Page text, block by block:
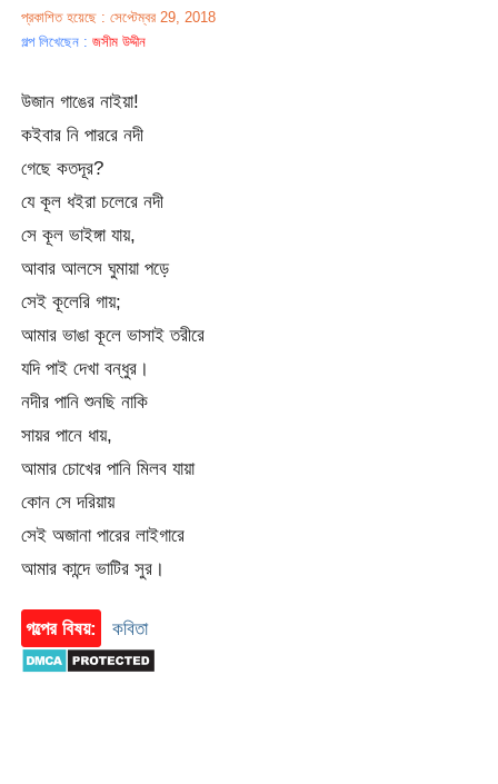
প্রকাশিত হয়েছে : সেপ্টেম্বর 29, 2018
গল্প লিখেছেন :জসীম উদ্দীন
উজান গাঙের নাইয়া!
কইবার নি পাররে নদী
গেছে কতদূর?
যে কূল ধইরা চলেরে নদী
সে কূল ভাইঙ্গা যায়,
আবার আলসে ঘুমায়া পড়ে
সেই কূলেরি গায়;
আমার ভাঙা কূলে ভাসাই তরীরে
যদি পাই দেখা বন্ধুর।
নদীর পানি শুনছি নাকি
সায়র পানে ধায়,
আমার চোখের পানি মিলব যায়া
কোন সে দরিয়ায়
সেই অজানা পারের লাইগারে
আমার কান্দে ভাটির সুর।
গল্পের বিষয়: কবিতা